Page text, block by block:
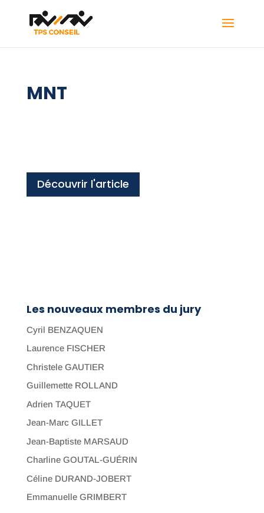
MNT
Découvrir l'article
Les nouveaux membres du jury
Cyril BENZAQUEN
Laurence FISCHER
Christele GAUTIER
Guillemette ROLLAND
Adrien TAQUET
Jean-Marc GILLET
Jean-Baptiste MARSAUD
Charline GOUTAL-GUÉRIN
Céline DURAND-JOBERT
Emmanuelle GRIMBERT